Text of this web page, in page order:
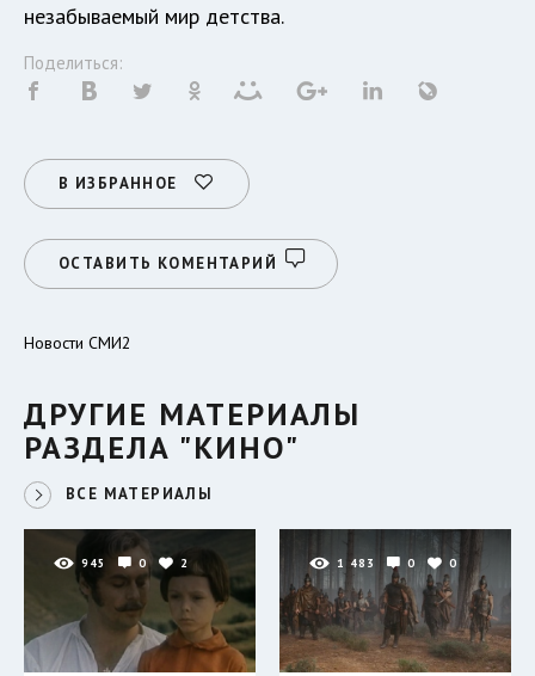
незабываемый мир детства.
Поделиться:
В ИЗБРАННОЕ
ОСТАВИТЬ КОМЕНТАРИЙ
Новости СМИ2
ДРУГИЕ МАТЕРИАЛЫ
РАЗДЕЛА "КИНО"
ВСЕ МАТЕРИАЛЫ
945 0 2 1 483 0 0